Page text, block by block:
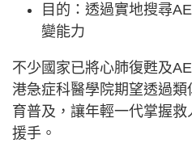
目的：透過實地搜尋
變能力
不少國家已將心肺復甦及
港急症科醫學院期望透過
育普及，讓年輕一代掌握
援手。